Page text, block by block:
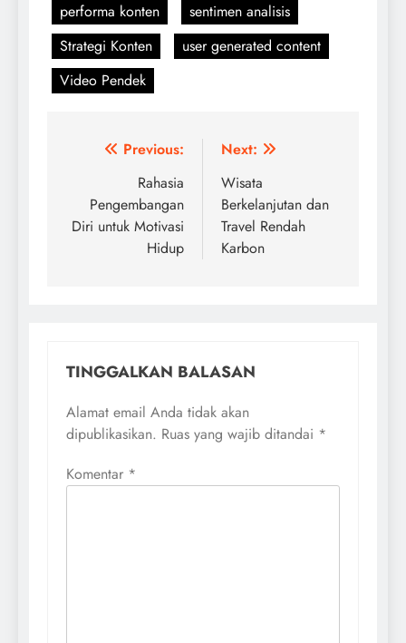
performa konten
sentimen analisis
Strategi Konten
user generated content
Video Pendek
NavigasiPrevious:
Rahasia
Pengembangan
Diri untuk Motivasi
Hidup
Next:
Wisata
Berkelanjutan dan
Travel Rendah
Karbon
TINGGALKAN BALASAN
Alamat email Anda tidak akan
dipublikasikan. Ruas yang wajib ditandai *
Komentar *